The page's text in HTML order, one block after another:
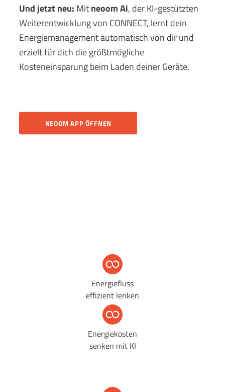
Und jetzt neu: Mitneoom Ai, der KI-gestützten
Weiterentwicklung von CONNECT, lernt dein
Energiemanagement automatisch von dir und
erzielt für dich die größtmögliche
Kosteneinsparung beim Laden deiner Geräte.
NEOOM APP ÖFFNEN
Energiefluss
effizient lenken
Energiekosten
senken mit KI